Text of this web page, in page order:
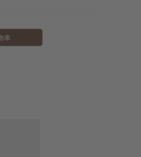
車